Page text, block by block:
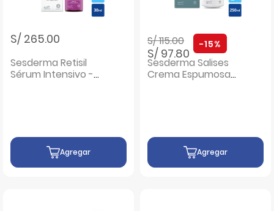
S/ 265.00
Sesderma Retisil
Sérum Intensivo -
Agregar
Precio rebajado de
S/ 115.00a
S/ 97.80
-15%
Sesderma Salises
Crema Espumosa
Agregar